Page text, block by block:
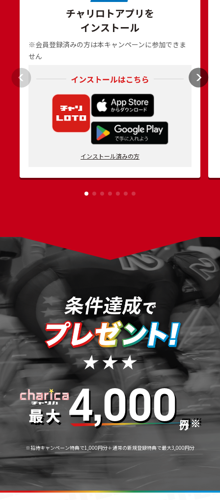
チャリロトアプリを
インストール
※会員登録済みの方は本キャンペーンに参加できま
せん
インストール済みの方
4,000 ※
※招待キャンペーン特典で1,000円分＋通常の新規登録特典で最大3,000円分